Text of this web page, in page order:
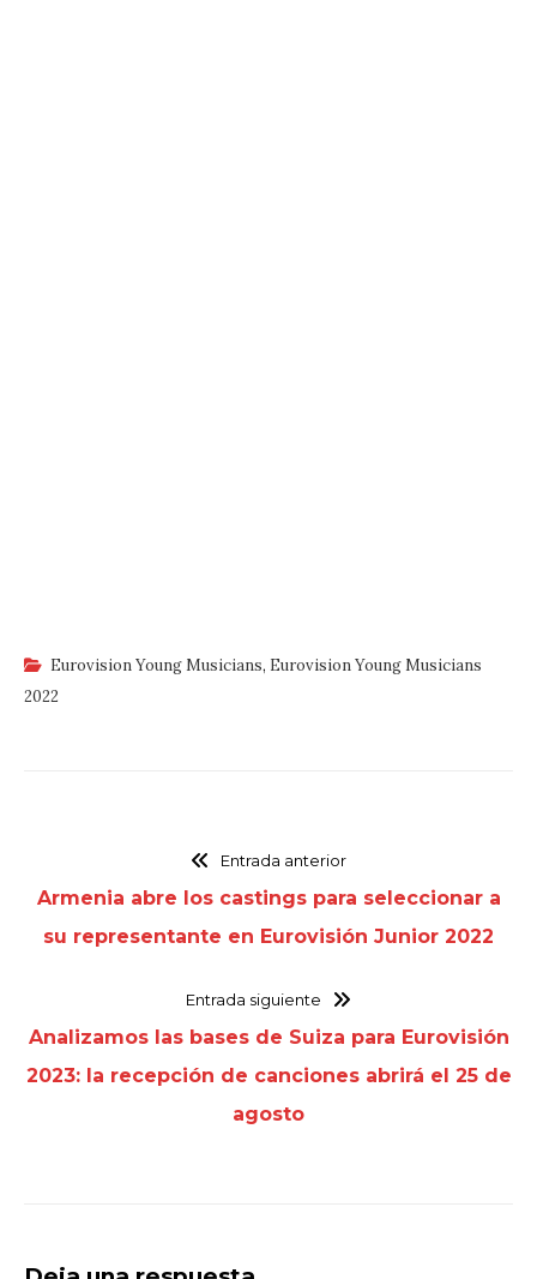
Eurovision Young Musicians, Eurovision Young Musicians
2022
Entrada anterior
Armenia abre los castings para seleccionar a
su representante en Eurovisión Junior 2022
Entrada siguiente
Analizamos las bases de Suiza para Eurovisión
2023: la recepción de canciones abrirá el 25 de
agosto